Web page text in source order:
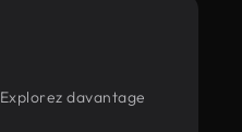
davantage